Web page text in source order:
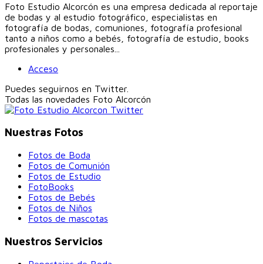
Foto Estudio Alcorcón es una empresa dedicada al reportaje
de bodas y al estudio fotográfico, especialistas en
fotografía de bodas, comuniones, fotografía profesional
tanto a niños como a bebés, fotografía de estudio, books
profesionales y personales...
Acceso
Puedes seguirnos en Twitter.
Todas las novedades Foto Alcorcón
Nuestras Fotos
Fotos de Boda
Fotos de Comunión
Fotos de Estudio
FotoBooks
Fotos de Bebés
Fotos de Niños
Fotos de mascotas
Nuestros Servicios